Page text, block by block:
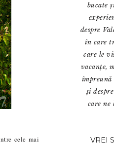
cele mai
bucate
despre
în care
care le
vacanțe,
împreună
și
care
VREI